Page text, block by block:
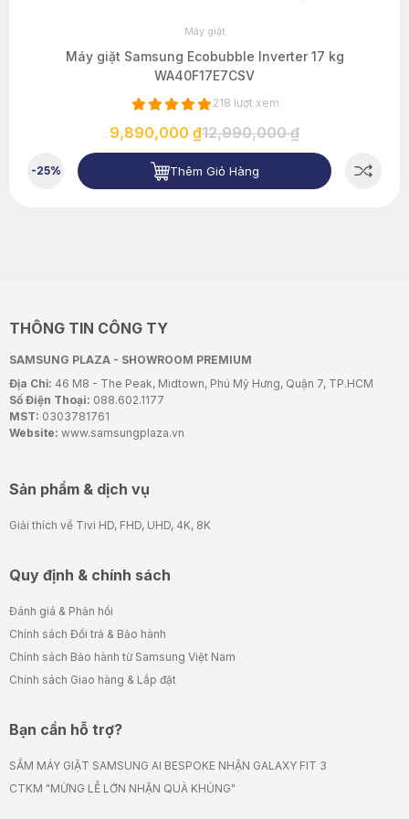
Máy giặt
Máy giặt Samsung Ecobubble Inverter 17 kg
WA40F17E7CSV
218 lượt xem
9,890,000 ₫12,990,000 ₫
-25% Thêm Giỏ Hàng
THÔNG TIN CÔNG TY
SAMSUNG PLAZA - SHOWROOM PREMIUM
Địa Chỉ: 46 M8 - The Peak, Midtown, Phú Mỹ Hưng, Quận 7, TP.HCM
Số Điện Thoại: 088.602.1177
MST: 0303781761
Website: www.samsungplaza.vn
Sản phẩm & dịch vụ
Giải thích về Tivi HD, FHD, UHD, 4K, 8K
Quy định & chính sách
Đánh giá & Phản hồi
Chính sách Đổi trả & Bảo hành
Chính sách Bảo hành từ Samsung Việt Nam
Chính sách Giao hàng & Lắp đặt
Bạn cần hỗ trợ?
SẮM MÁY GIẶT SAMSUNG AI BESPOKE NHẬN GALAXY FIT 3
CTKM "MỪNG LỄ LỚN NHẬN QUÀ KHỦNG"